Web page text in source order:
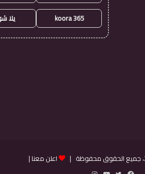
koora 365 يلا
اعلن معنا |